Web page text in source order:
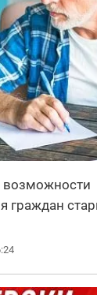
возможности
граждан